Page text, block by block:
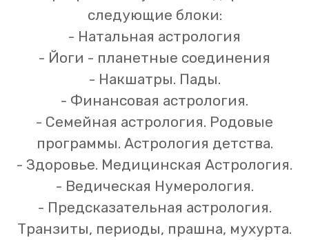
следующие блоки:
- Натальная астрология
- Йоги - планетные соединения
- Накшатры. Пады.
- Финансовая астрология.
- Семейная астрология. Родовые
программы. Астрология детства.
- Здоровье. Медицинская Астрология.
- Ведическая Нумерология.
- Предсказательная астрология.
Транзиты, периоды, прашна, мухурта.